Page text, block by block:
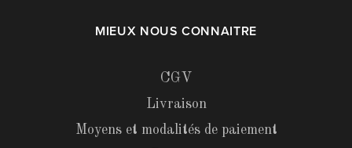
MIEUX NOUS CONNAITRE
CGV
Livraison
Moyens et modalités de paiement